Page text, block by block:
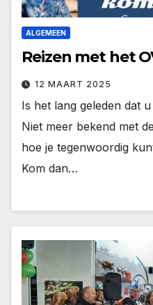
ALGEMEEN
Reizen met het
12 MAART 2025
Is het lang geleden dat
Niet meer bekend met
hoe je tegenwoordig
Kom dan…